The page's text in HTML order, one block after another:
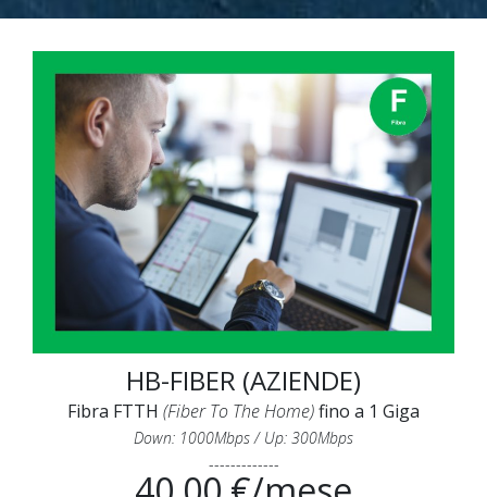
HB-FIBER (AZIENDE)
Fibra FTTH (Fiber To The Home)fino a 1 Giga
Down: 1000Mbps / Up: 300Mbps
-------------